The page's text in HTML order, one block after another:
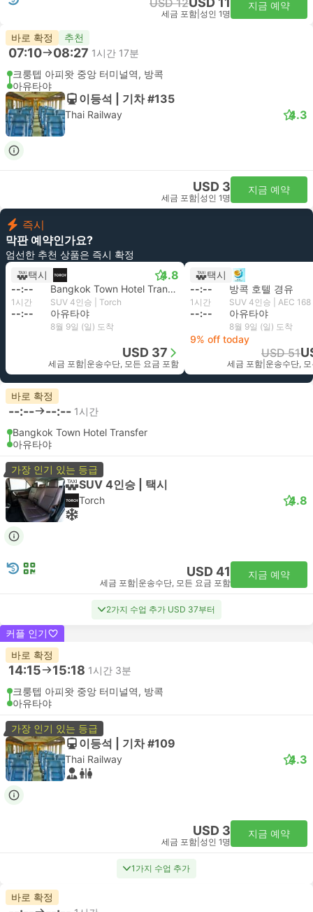
USD 12
세금 포함 성인 1명
지금 예약
바로 확정 추천
07:10 08:27 1시간 17분
크룽텝 아피왓 중앙 터미널역, 방콕
아유타야
이등석 | 기차 #135
Thai Railway 4.3
USD 3
세금 포함 성인 1명
지금 예약
즉시
막판 예약인가요?
엄선한 추천 상품은 즉시 확정
택시
4.8
--:-- Bangkok Town Hotel Transfer
1시간 SUV 4인승 | Torch
--:-- 아유타야
8월 9일 (일) 도착
USD 37
세금 포함 운송수단, 모든 요금 포함
택시
--:--
방콕 호텔 경유
1시간
--:-- 아유타야
8월 9일 (일) 도착
9% off today
USD 51
세금 포함 운송수단,
바로 확정
--:-- --:-- 1시간
Bangkok Town Hotel Transfer
아유타야
가장 인기 있는 등급
SUV 4인승 | 택시
Torch 4.8
USD 41
세금 포함 운송수단, 모든 요금 포함
지금 예약
2가지 수업 추가 USD 37부터
커플 인기
바로 확정
14:15 15:18 1시간 3분
크룽텝 아피왓 중앙 터미널역, 방콕
아유타야
가장 인기 있는 등급
이등석 | 기차 #109
Thai Railway 4.3
USD 3
세금 포함 성인 1명
지금 예약
1가지 수업 추가
바로 확정